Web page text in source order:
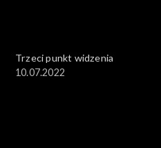
Trzeci punkt widzenia
10.07.2022